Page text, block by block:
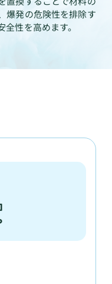
爆発の危険性を排除す
性を高めます。